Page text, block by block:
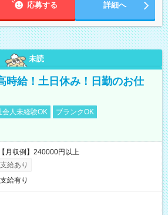
応募する 詳細へ
未読
時給！土日休み！日勤のお仕
会人未経験OK
ブランクOK
収例】240000円以上
給あり
給有り